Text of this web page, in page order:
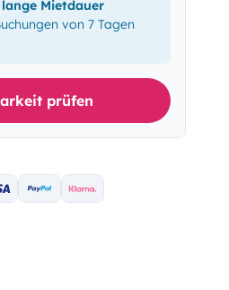
Mietdauer
von 7 Tagen
prüfen